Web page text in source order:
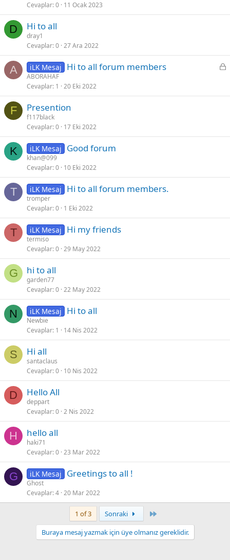
Cevaplar 0 11 Ocak 2023
D Hi to all
dray1
Cevaplar 0 27 Ara 2022
A
K
i
iLK Mesaj Hi to all forum members
ABORAHAF
Cevaplar 1 20 Eki 2022
F Presention
f117black
Cevaplar 0 17 Eki 2022
K iLK Mesaj Good forum
khan@099
Cevaplar 0 10 Eki 2022
T iLK Mesaj Hi to all forum members.
tromper
Cevaplar 0 1 Eki 2022
T iLK Mesaj Hi my friends
termiso
Cevaplar 0 29 May 2022
G hi to all
garden77
Cevaplar 0 22 May 2022
N iLK Mesaj Hi to all
Newbie
Cevaplar 1 14 Nis 2022
S Hi all
santaclaus
Cevaplar 0 10 Nis 2022
D Hello All
deppart
Cevaplar 0 2 Nis 2022
H hello all
haki71
Cevaplar 0 23 Mar 2022
G iLK Mesaj Greetings to all !
Ghost
Cevaplar 4 20 Mar 2022
1 of 3 Sonraki
Buraya mesaj yazmak için üye olmanız gereklidir.